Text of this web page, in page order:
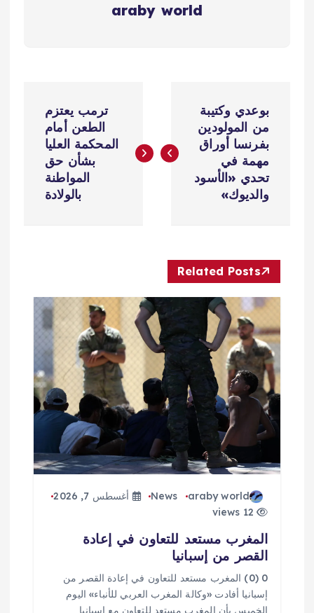
araby world
ص
م
ق
ت
بوعدي وكتيبة
من المولودين
بفرنسا أوراق
مهمة في
تحدي «الأسود
والديوك»
ترمب يعتزم
الطعن أمام
المحكمة العليا
بشأن حق
المواطنة
بالولادة
Related Posts
araby world
News
أغسطس 7, 2026
12 views
المغرب مستعد للتعاون في إعادة
القصر من إسبانيا
0 (0) المغرب مستعد للتعاون في إعادة القصر من
إسبانيا أفادت «وكالة المغرب العربي للأنباء» اليوم
الخميس بأن المغرب مستعد للتعاون مع إسبانيا